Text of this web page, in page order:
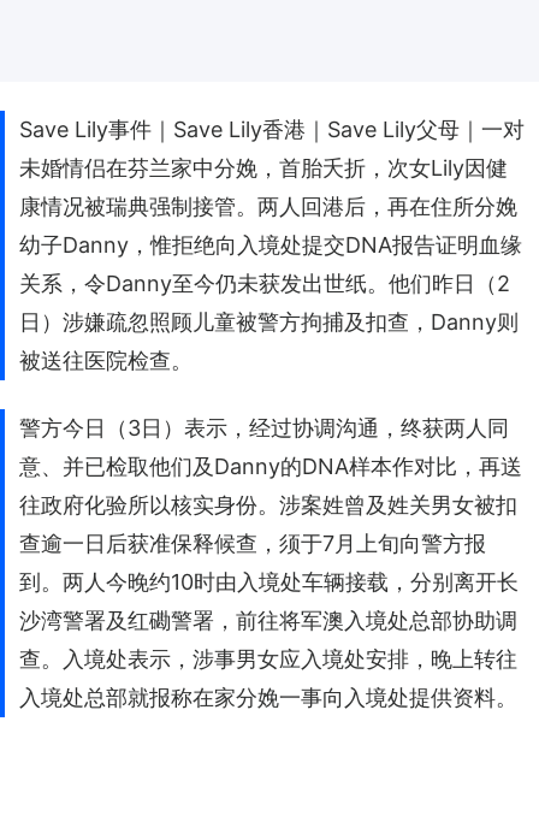
Save Lily事件｜Save Lily香港｜Save Lily父母｜一对
未婚情侣在芬兰家中分娩，首胎夭折，次女Lily因健
康情况被瑞典强制接管。两人回港后，再在住所分娩
幼子Danny，惟拒绝向入境处提交DNA报告证明血缘
关系，令Danny至今仍未获发出世纸。他们昨日（2
日）涉嫌疏忽照顾儿童被警方拘捕及扣查，Danny则
被送往医院检查。
警方今日（3日）表示，经过协调沟通，终获两人同
意、并已检取他们及Danny的DNA样本作对比，再送
往政府化验所以核实身份。涉案姓曾及姓关男女被扣
查逾一日后获准保释候查，须于7月上旬向警方报
到。两人今晚约10时由入境处车辆接载，分别离开长
沙湾警署及红磡警署，前往将军澳入境处总部协助调
查。入境处表示，涉事男女应入境处安排，晚上转往
入境处总部就报称在家分娩一事向入境处提供资料。